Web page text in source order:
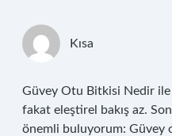
Kısa
Güvey Otu Bitkisi Nedir ile
fakat eleştirel bakış az.
önemli buluyorum: Güvey